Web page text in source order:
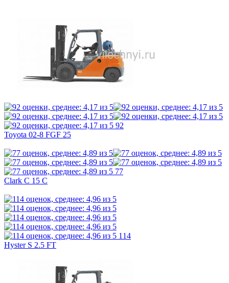
92
Toyota 02-8 FGF 25
77
Clark C 15 C
114
Hyster S 2.5 FT